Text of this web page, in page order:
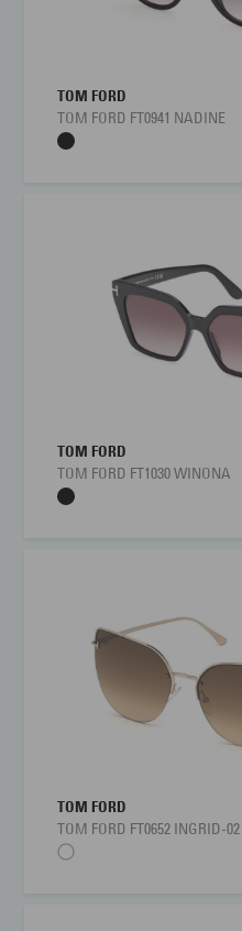
TOM FORD
TOM FORD FT0941 NADINE
TOM FORD
TOM FORD FT1030 WINONA
TOM FORD
TOM FORD FT0652 INGRID-02